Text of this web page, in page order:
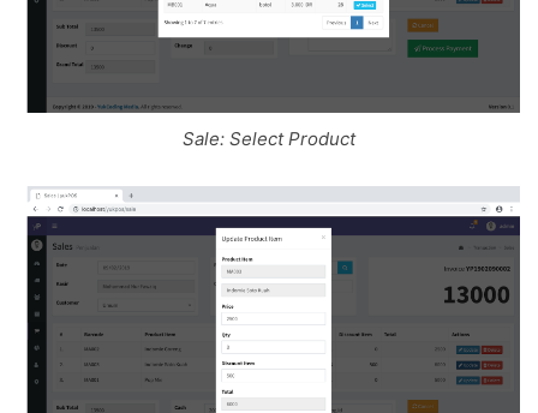
Sale: Select Product